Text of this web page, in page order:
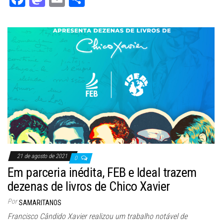
bo
ok
to
do
n
ail e
21 de agosto de 2021 0
Em parceria inédita, FEB e Ideal trazem
dezenas de livros de Chico Xavier
Por SAMARITANOS
Francisco Cândido Xavier realizou um trabalho notável de